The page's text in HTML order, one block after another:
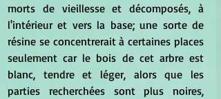
morts de vieillesse et décomposés, à
l'intérieur et vers la base; une sorte de
résine se concentrerait à certaines places
seulement car le bois de cet arbre est
blanc, tendre et léger, alors que les
parties recherchées sont plus noires,